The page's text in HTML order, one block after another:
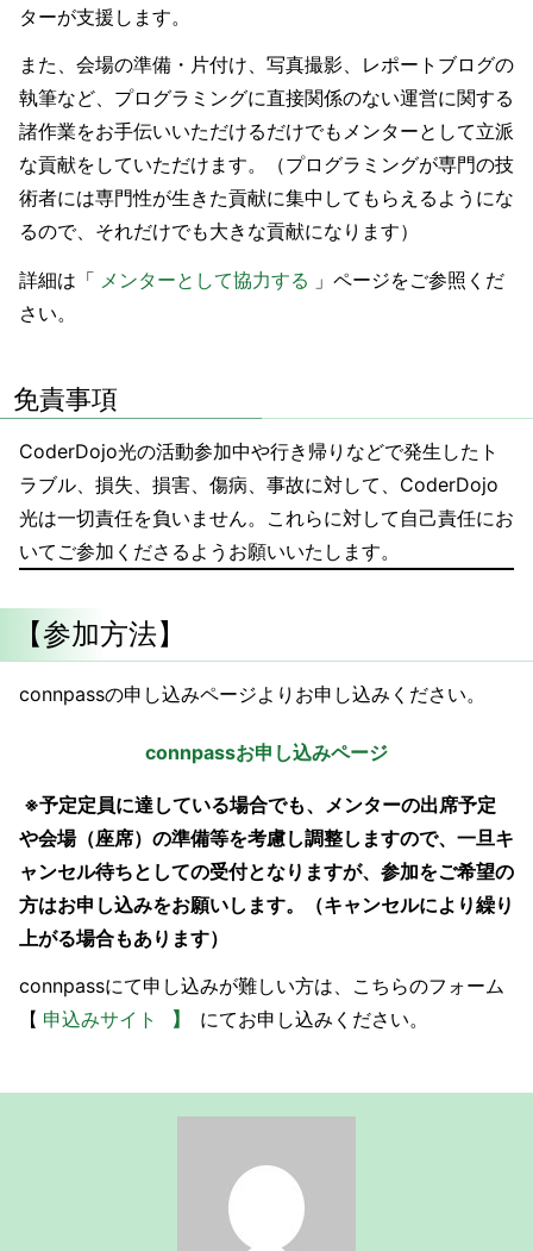
ターが支援します。
また、会場の準備・片付け、写真撮影、レポートブログの
執筆など、プログラミングに直接関係のない運営に関する
諸作業をお手伝いいただけるだけでもメンターとして立派
な貢献をしていただけます。（プログラミングが専門の技
術者には専門性が生きた貢献に集中してもらえるようにな
るので、それだけでも大きな貢献になります）
詳細は「 メンターとして協力する 」ページをご参照くだ
さい。
免責事項
CoderDojo光の活動参加中や行き帰りなどで発生したト
ラブル、損失、損害、傷病、事故に対して、CoderDojo
光は一切責任を負いません。これらに対して自己責任にお
いてご参加くださるようお願いいたします。
【参加方法】
connpassの申し込みページよりお申し込みください。
connpassお申し込みページ
※予定定員に達している場合でも、メンターの出席予定
や会場（座席）の準備等を考慮し調整しますので、一旦キ
ャンセル待ちとしての受付となりますが、参加をご希望の
方はお申し込みをお願いします。（キャンセルにより繰り
上がる場合もあります）
connpassにて申し込みが難しい方は、こちらのフォーム
【 申込みサイト 】 にてお申し込みください。